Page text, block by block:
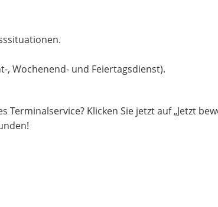
, Wochenend- und Feiertagsdienst).
Klicken Sie jetzt auf „Jetzt